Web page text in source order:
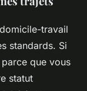
travail
standards. Si
que vous
statut